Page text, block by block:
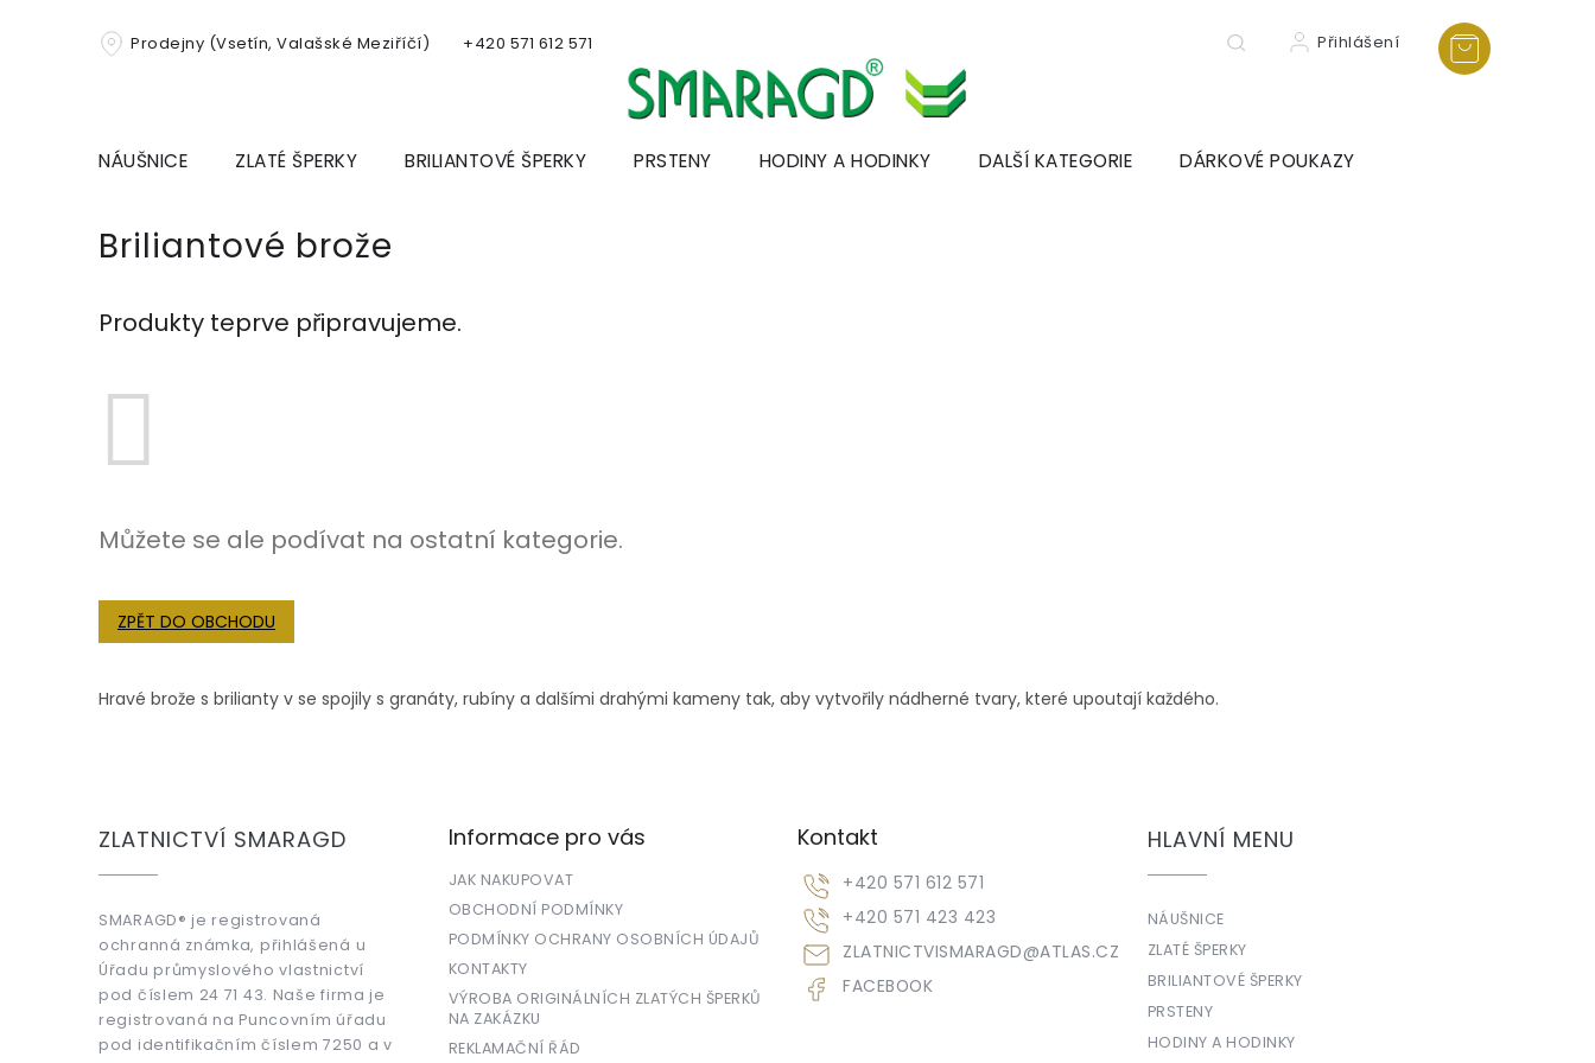
Prodejny (Vsetín, Valašské Meziříčí) +420 571 612 571 Přihlášení
NÁUŠNICE ZLATÉ ŠPERKY BRILIANTOVÉ ŠPERKY PRSTENY HODINY A HODINKY DALŠÍ KATEGORIE DÁRKOVÉ POUKAZY
Briliantové brože
Produkty teprve připravujeme.
Můžete se ale podívat na ostatní kategorie.
ZPĚT DO OBCHODU
Hravé brože s brilianty v se spojily s granáty, rubíny a dalšími drahými kameny tak, aby vytvořily nádherné tvary, které upoutají každého.
ZLATNICTVÍ SMARAGD
SMARAGD® je registrovaná
ochranná známka, přihlášená u
Úřadu průmyslového vlastnictví
pod číslem 24 71 43. Naše firma je
registrovaná na Puncovním úřadu
pod identifikačním číslem 7250 a v
Informace pro vás
JAK NAKUPOVAT
OBCHODNÍ PODMÍNKY
PODMÍNKY OCHRANY OSOBNÍCH ÚDAJŮ
KONTAKTY
VÝROBA ORIGINÁLNÍCH ZLATÝCH ŠPERKŮ
NA ZAKÁZKU
REKLAMAČNÍ ŘÁD
Kontakt
ZLATNICTVISMARAGD@ATLAS.CZ
+420 571 612 571
+420 571 423 423
FACEBOOK
HLAVNÍ MENU
NÁUŠNICE
ZLATÉ ŠPERKY
BRILIANTOVÉ ŠPERKY
PRSTENY
HODINY A HODINKY